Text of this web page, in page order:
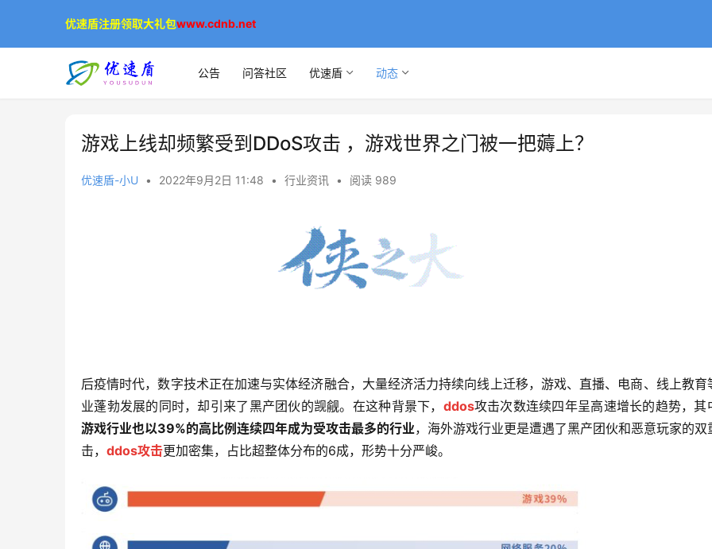
公告 问答社区 优速盾 动态
游戏上线却频繁受到DDoS攻击 ，游戏世界之门被一把薅上？
优速盾-小U • 2022年9月2日 11:48 • 行业资讯 • 阅读 989
后疫情时代，数字技术正在加速与实体经济融合，大量经济活力持续向线上迁移，游戏、直播、电商、线上教育
业蓬勃发展的同时，却引来了黑产团伙的觊觎。在这种背景下， ddos攻击次数连续四年呈高速增长的趋势，其
游戏行业也以39%的高比例连续四年成为受攻击最多的行业，海外游戏行业更是遭遇了黑产团伙和恶意玩家的双
击， ddos攻击更加密集，占比超整体分布的6成，形势十分严峻。
优速盾注册领取大礼包www.cdnb.net